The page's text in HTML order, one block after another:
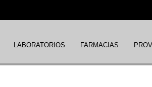
LABORATORIOS FARMACIAS